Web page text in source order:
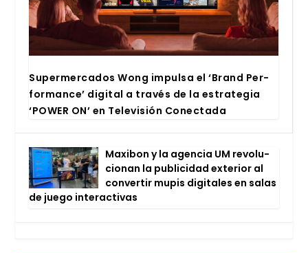
Super­mer­ca­dos Wong impul­sa el ‘Brand Per­
for­man­ce’ digi­tal a tra­vés de la estra­te­gia
‘POWER ON’ en Tele­vi­sión Conec­ta­da
Maxi­bon y la agen­cia UM revo­lu­
cio­nan la publi­ci­dad exte­rior al
con­ver­tir mupis digi­ta­les en salas
de jue­go inter­ac­ti­vas